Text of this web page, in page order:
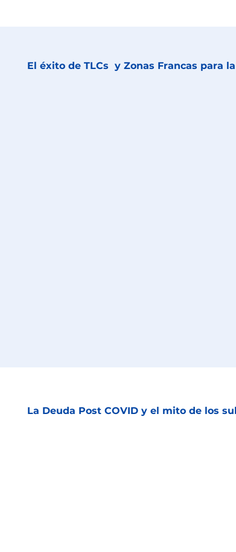
El éxito de TLCs y Zonas Francas para
La Deuda Post COVID y el mito de los